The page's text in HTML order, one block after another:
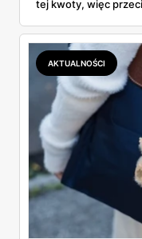
tej kwoty, więc
najszybciej rosnący
lawinowo, a
dokładnie dostajemy
faktycznie wystarczy.
AKTUALNOŚCI